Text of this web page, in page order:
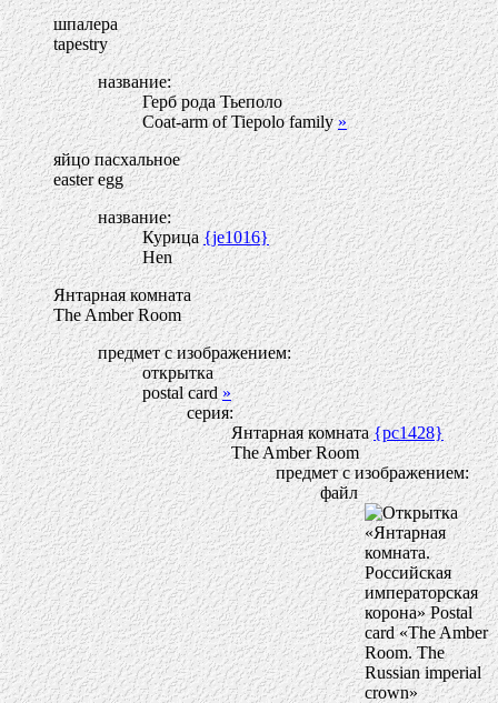
шпалера
tapestry
название:
Герб рода Тьеполо
Coat-arm of Tiepolo family»
яйцо пасхальное
easter egg
название:
Курица{je1016}
Hen
Янтарная комната
The Amber Room
предмет с изображением:
открытка
postal card»
серия:
Янтарная комната{pc1428}
The Amber Room
предмет с изображением:
файл